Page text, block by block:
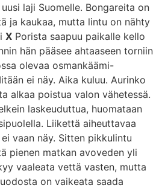
laji Suomelle. Bongareita on
ja kaukaa, mutta lintu on nähty
X Porista saapuu paikalle kello
hän pääsee ahtaaseen torniin
olevaa osmankäämi-
ei näy. Aika kuluu. Aurinko
alkaa poistua valon vähetessä.
laskeuduttua, huomataan
Liikettä aiheuttavaa
vaan näy. Sitten pikkulintu
pienen matkan avoveden yli
vaaleata vettä vasten, mutta
on vaikeata saada